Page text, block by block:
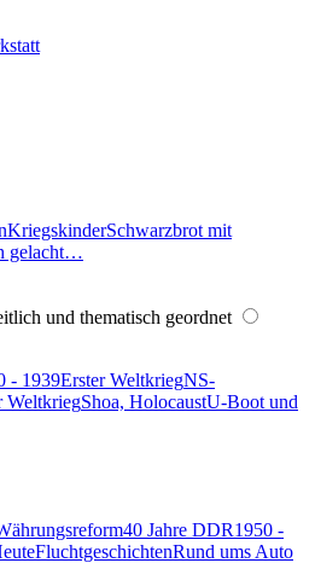
KriegskinderSchwarzbrot mit
gelacht…
und thematisch geordnet
- 1939Erster WeltkriegNS-
WeltkriegShoa, HolocaustU-Boot und
40 Jahre DDR1950 -
FluchtgeschichtenRund ums Auto